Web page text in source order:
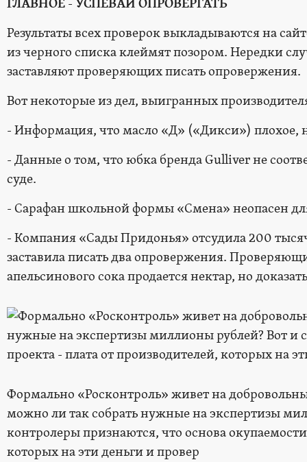
ГЛАВНОЕ - УСПЕВАЙ ОПРОВЕРГАТЬ
Результаты всех проверок выкладываются на
из черного списка клеймят позором. Нередки
заставляют проверяющих писать опровержения.
Вот некоторые из дел, выигранных
- Информация, что масло «Д» («Дикси») плохое,
- Данные о том, что юбка бренда Gulliver не
суде.
- Сарафан школьной формы «Смена» неопасен
- Компания «Сады Придонья» отсудила 200
заставила писать два опровержения.
апельсинового сока продается нектар, но
Формально «Росконтроль» живет на
можно ли так собрать нужные на экспертизы
контролеры признаются, что основа
которых на эти деньги и провер